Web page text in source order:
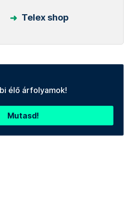
Telex shop
élő árfolyamok!
Mutasd!